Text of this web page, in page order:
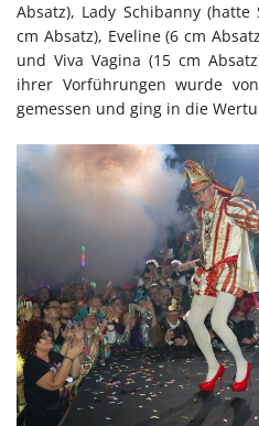
Absatz), Lady Schibanny
cm Absatz), Eveline (6 cm
und Viva Vagina (15 cm
ihrer Vorführungen wurde
gemessen und ging in die